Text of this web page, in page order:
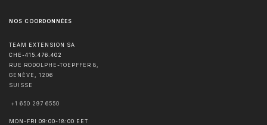
NOS COORDONNÉES
TEAM EXTENSION SA
CHE-415.476.402
RUE RODOLPHE-TOEPFFER 8,
GENÈVE
1206
SUISSE
+1 650 297 6550
MON-FRI 09:00-18:00 EET